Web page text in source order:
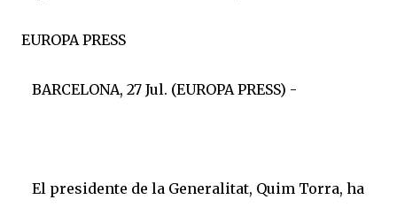
EUROPA PRESS
BARCELONA, 27 Jul. (EUROPA PRESS) -
El presidente de la Generalitat, Quim Torra, ha